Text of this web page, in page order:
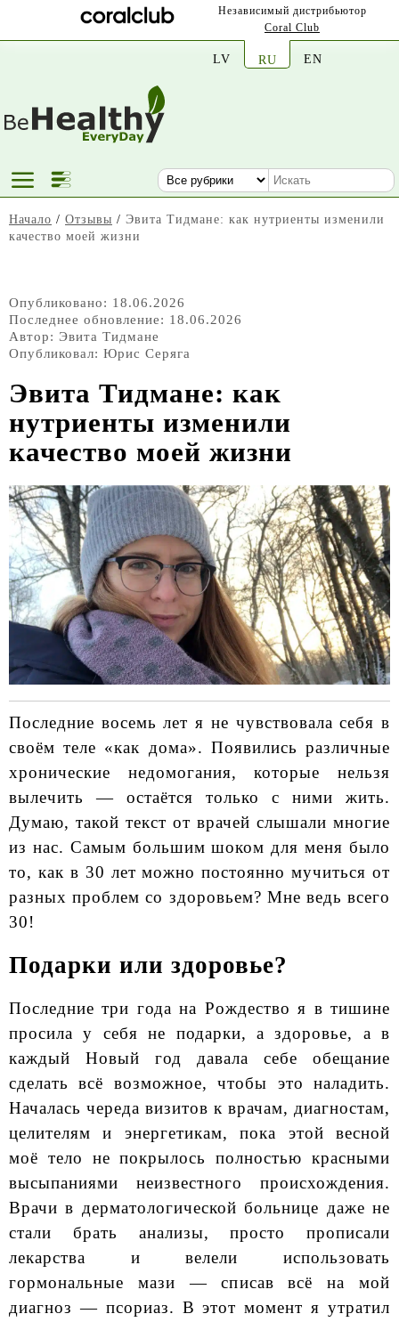
Независимый дистрибьютор
Coral Club
LV RU EN
Начало / Отзывы / Эвита Тидмане: как нутриенты изменили
качество моей жизни
Опубликовано: 18.06.2026
Последнее обновление: 18.06.2026
Автор: Эвита Тидмане
Опубликовал: Юрис Серяга
Эвита Тидмане: как
нутриенты изменили
качество моей жизни
Последние восемь лет я не чувствовала себя в
своём теле «как дома». Появились различные
хронические недомогания, которые нельзя
вылечить — остаётся только с ними жить.
Думаю, такой текст от врачей слышали многие
из нас. Самым большим шоком для меня было
то, как в 30 лет можно постоянно мучиться от
разных проблем со здоровьем? Мне ведь всего
30!
Подарки или здоровье?
Последние три года на Рождество я в тишине
просила у себя не подарки, а здоровье, а в
каждый Новый год давала себе обещание
сделать всё возможное, чтобы это наладить.
Началась череда визитов к врачам, диагностам,
целителям и энергетикам, пока этой весной
моё тело не покрылось полностью красными
высыпаниями неизвестного происхождения.
Врачи в дерматологической больнице даже не
стали брать анализы, просто прописали
лекарства и велели использовать
гормональные мази — списав всё на мой
диагноз — псориаз. В этот момент я утратил